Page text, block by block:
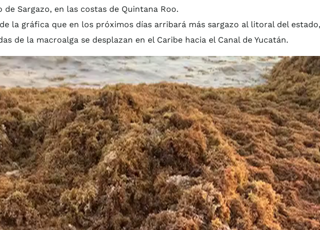
Sargazo, en las costas de Quintana Roo.
la gráfica que en los próximos días arribará más sargazo al litoral del estado,
de la macroalga se desplazan en el Caribe hacia el Canal de Yucatán.